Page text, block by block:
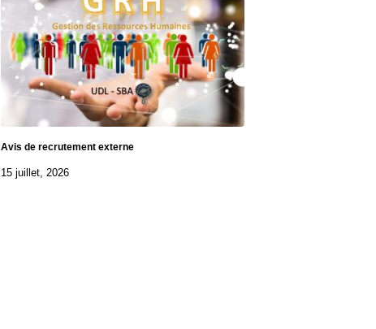
Avis de recrutement externe
15 juillet, 2026